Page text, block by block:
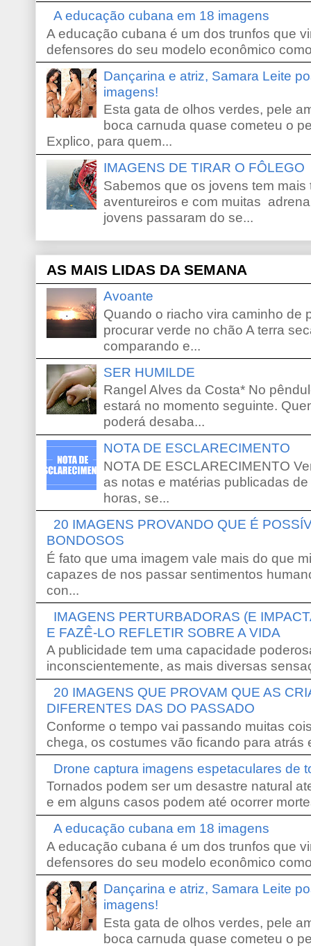
A educação cubana em 18 imagens
A educação cubana é um dos trunfos que
defensores do seu modelo econômico
Dançarina e atriz, Samara Leite
imagens!
Esta gata de olhos verdes, pele
boca carnuda quase cometeu o
Explico, para quem...
IMAGENS DE TIRAR O FÔLEGO
Sabemos que os jovens tem
aventureiros e com muitas
jovens passaram do se...
AS MAIS LIDAS DA SEMANA
Avoante
Quando o riacho vira caminho de
procurar verde no chão A terra
comparando e...
SER HUMILDE
Rangel Alves da Costa* No
estará no momento seguinte.
poderá desaba...
NOTA DE ESCLARECIMENTO
NOTA DE ESCLARECIMENTO
as notas e matérias publicadas
horas, se...
20 IMAGENS PROVANDO QUE É
BONDOSOS
É fato que uma imagem vale mais do que
capazes de nos passar sentimentos
con...
IMAGENS PERTURBADORAS (E
E FAZÊ-LO REFLETIR SOBRE A VIDA
A publicidade tem uma capacidade
inconscientemente, as mais diversas
20 IMAGENS QUE PROVAM QUE AS
DIFERENTES DAS DO PASSADO
Conforme o tempo vai passando muitas
chega, os costumes vão ficando para atrás
Drone captura imagens espetaculares de
Tornados podem ser um desastre natural
e em alguns casos podem até ocorrer
A educação cubana em 18 imagens
A educação cubana é um dos trunfos que
defensores do seu modelo econômico
Dançarina e atriz, Samara Leite
imagens!
Esta gata de olhos verdes, pele
boca carnuda quase cometeu o